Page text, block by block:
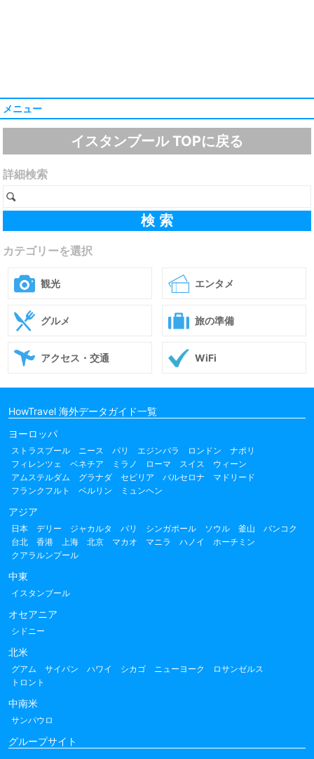
メニュー
イスタンブール TOPに戻る
詳細検索
カテゴリーを選択
観光 エンタメ
グルメ 旅の準備
アクセス・交通 WiFi
HowTravel 海外データガイド一覧
ヨーロッパ
ストラスブール ニース パリ エジンバラ ロンドン
ナポリ
フィレンツェ
ベネチア ミラノ ローマ スイス
ウィーン
アムステルダム
グラナダ セビリア バルセロナ
マドリード
フランクフルト
ベルリン ミュンヘン
アジア
日本 デリー ジャカルタ バリ シンガポール ソウル 釜山
バンコク
台北
香港 上海 北京 マカオ マニラ ハノイ
ホーチミン
クアラルンプール
中東
イスタンブール
オセアニア
シドニー
北米
グアム サイパン ハワイ シカゴ ニューヨーク
ロサンゼルス
トロント
中南米
サンパウロ
グループサイト